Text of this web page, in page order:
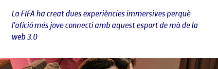
La FIFA ha creat dues experiències immersives perquè
l'afició més jove connecti amb aquest esport de mà de la
web 3.0